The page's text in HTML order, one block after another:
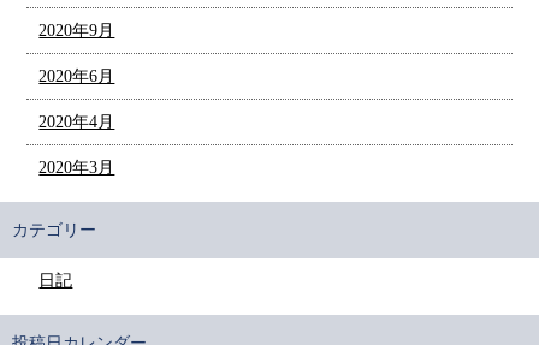
2020年9月
2020年6月
2020年4月
2020年3月
カテゴリー
日記